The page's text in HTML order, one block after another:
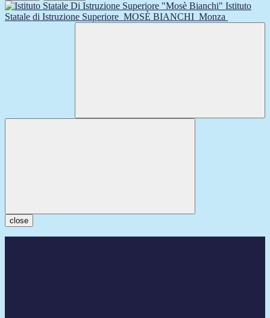
Istituto
Statale di Istruzione Superiore MOSÈ BIANCHI Monza
close